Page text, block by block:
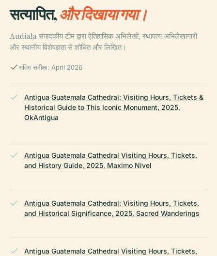
सत्यापित,और दिखाया गया।
Audiala संपादकीय टीम द्वारा ऐतिहासिक अभिलेखों, स्थापत्य अभिलेखागारों
और स्थानीय विशेषज्ञता से शोधित और लिखित।
अंतिम समीक्षा: April 2026
Antigua Guatemala Cathedral: Visiting Hours, Tickets &
Historical Guide to This Iconic Monument, 2025,
OkAntigua
Antigua Guatemala Cathedral Visiting Hours, Tickets,
and History Guide, 2025, Maximo Nivel
Antigua Guatemala Cathedral: Visiting Hours, Tickets,
and Historical Significance, 2025, Sacred Wanderings
Antigua Guatemala Cathedral Visiting Hours, Tickets,